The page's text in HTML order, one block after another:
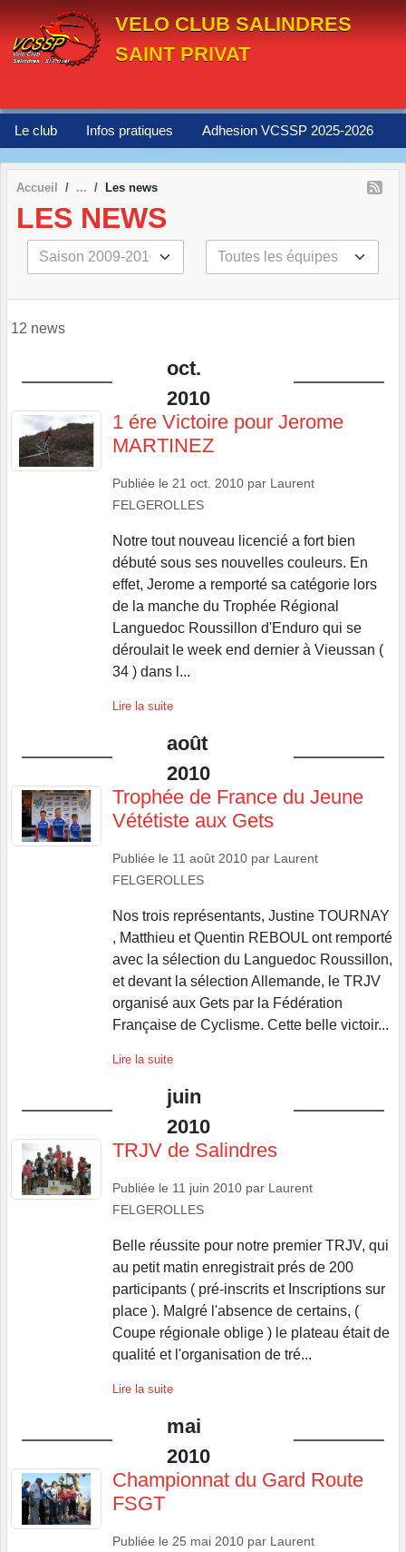
VELO CLUB SALINDRES
SAINT PRIVAT
Le club Infos pratiques Adhesion VCSSP 2025-2026
Accueil Les news
LES NEWS
12 news
oct.
2010
1 ére Victoire pour Jerome
MARTINEZ
Publiée le 21 oct. 2010 par Laurent
FELGEROLLES
Notre tout nouveau licencié a fort bien
débuté sous ses nouvelles couleurs. En
effet, Jerome a remporté sa catégorie lors
de la manche du Trophée Régional
Languedoc Roussillon d'Enduro qui se
déroulait le week end dernier à Vieussan (
34 ) dans l...
Lire la suite
août
2010
Trophée de France du Jeune
Vététiste aux Gets
Publiée le 11 août 2010 par Laurent
FELGEROLLES
Nos trois représentants, Justine TOURNAY
, Matthieu et Quentin REBOUL ont remporté
avec la sélection du Languedoc Roussillon,
et devant la sélection Allemande, le TRJV
organisé aux Gets par la Fédération
Française de Cyclisme. Cette belle victoir...
Lire la suite
juin
2010
TRJV de Salindres
Publiée le 11 juin 2010 par Laurent
FELGEROLLES
Belle réussite pour notre premier TRJV, qui
au petit matin enregistrait prés de 200
participants ( pré-inscrits et Inscriptions sur
place ). Malgré l'absence de certains, (
Coupe régionale oblige ) le plateau était de
qualité et l'organisation de tré...
Lire la suite
mai
2010
Championnat du Gard Route
FSGT
Publiée le 25 mai 2010 par Laurent
Panneau de gestion des cookies